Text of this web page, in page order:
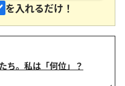
を入れるだけ！
ち。私は「何位」？